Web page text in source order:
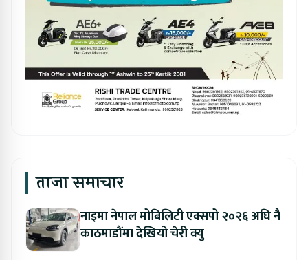
ताजा समाचार
नाइमा नेपाल मोबिलिटी एक्सपो २०२६ अघि नै
काठमाडौंमा देखियो चेरी क्यु